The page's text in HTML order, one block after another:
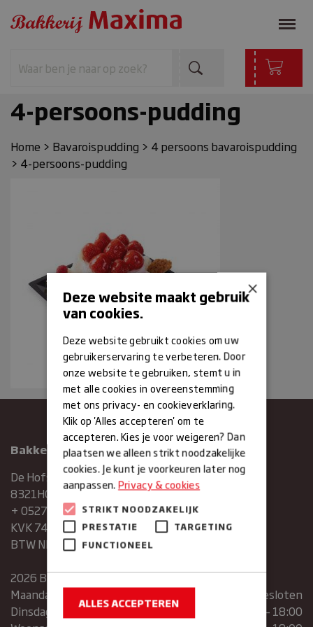
4-persoons-pudding
Home > Bavaroispudding > 4 persoons bavaroispudding
> 4-persoons-pudding
Bakkerij Maxima
De Hofstee 1
8321HG Urk
+ 0527683454
KVK 74286293
BTW NR. NL859839151B01
2026 Bakkerij Maxima
Maandag
gesloten
Dinsdag
07:30 – 13:00 | 14:00 – 18:00
×
Deze website maakt gebruik
van cookies.
Deze website gebruikt cookies om uw
gebruikerservaring te verbeteren. Door
onze website te gebruiken, stemt u in
met alle cookies in overeenstemming
met ons privacy- en cookieverklaring.
Klik op 'Alles accepteren' om te
accepteren. Kies je voor weigeren? Dan
plaatsen we alleen strikt noodzakelijke
cookies. Je kunt je voorkeuren later nog
aanpassen.Privacy & cookies
STRIKT NOODZAKELIJK
PRESTATIE
TARGETING
FUNCTIONEEL
ALLES ACCEPTEREN